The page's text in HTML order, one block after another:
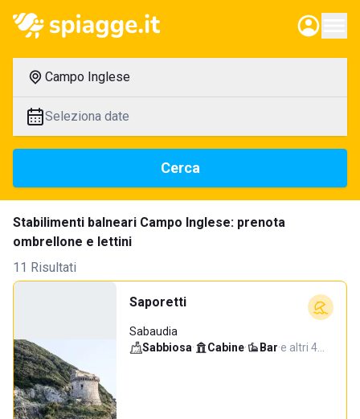
Campo Inglese
Seleziona date
Cerca
Stabilimenti balneari Campo Inglese: prenota
ombrellone e lettini
11 Risultati
Saporetti
Sabaudia
Sabbiosa· Cabine· Bar·e altri 4…